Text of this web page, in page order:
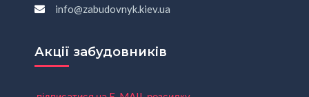
info@zabudovnyk.kiev.ua
Акції забудовників